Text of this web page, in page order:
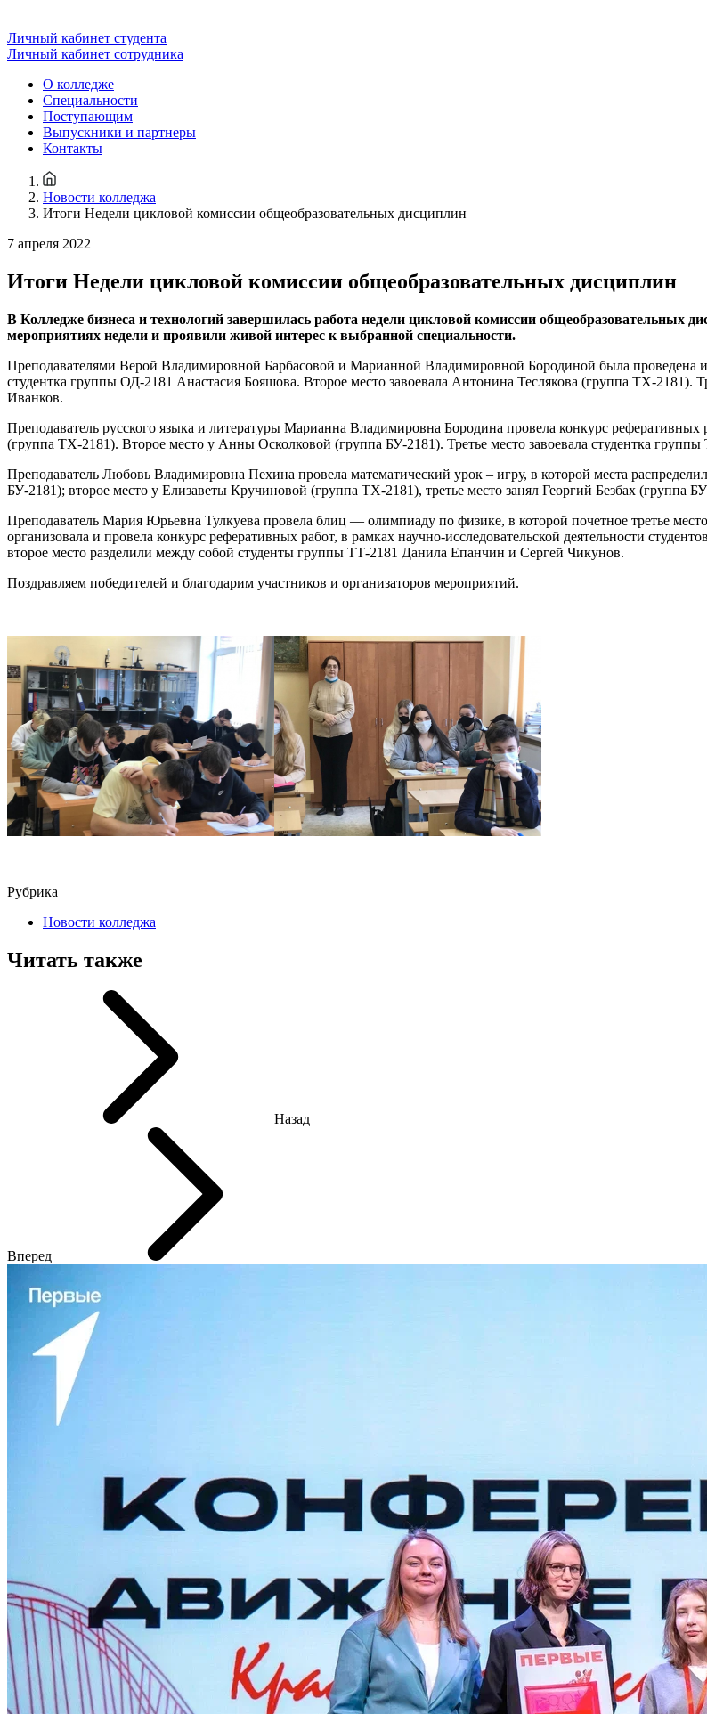
Личный кабинет студента
Личный кабинет сотрудника
О колледже
Специальности
Поступающим
Выпускники и партнеры
Контакты
Новости колледжа
Итоги Недели цикловой комиссии общеобразовательных дисциплин
7 апреля 2022
Итоги Недели цикловой комиссии общеобразовательных дисциплин
В Колледже бизнеса и технологий завершилась работа недели цикловой комиссии общеобразовательных
мероприятиях недели и проявили живой интерес к выбранной специальности.
Преподавателями Верой Владимировной Барбасовой и Марианной Владимировной Бородиной была проведена
студентка группы ОД-2181 Анастасия Бояшова. Второе место завоевала Антонина Теслякова (группа ТХ-
Иванков.
Преподаватель русского языка и литературы Марианна Владимировна Бородина провела конкурс
(группа ТХ-2181). Второе место у Анны Осколковой (группа БУ-2181). Третье место завоевала студентка
Преподаватель Любовь Владимировна Пехина провела математический урок – игру, в которой места
БУ-2181); второе место у Елизаветы Кручиновой (группа ТХ-2181), третье место занял Георгий Безбах (группа
Преподаватель Мария Юрьевна Тулкуева провела блиц — олимпиаду по физике, в которой почетное третье
организовала и провела конкурс реферативных работ, в рамках научно-исследовательской деятельности
второе место разделили между собой студенты группы ТТ-2181 Данила Епанчин и Сергей Чикунов.
Поздравляем победителей и благодарим участников и организаторов мероприятий.
Рубрика
Новости колледжа
Читать также
Назад
Вперед